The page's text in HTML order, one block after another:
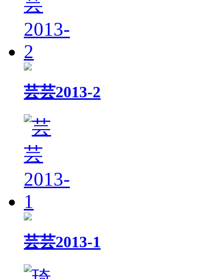
芸芸2013-2
芸芸2013-1